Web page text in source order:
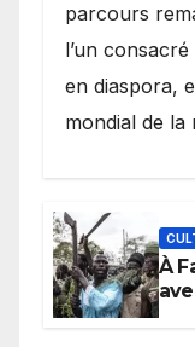
parcours
l’un
en diaspora,
mondial de la
À